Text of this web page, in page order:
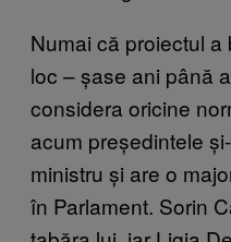
Numai că proiectul
loc – șase ani până
considera oricine
acum președintele
ministru și are o
în Parlament. Sorin